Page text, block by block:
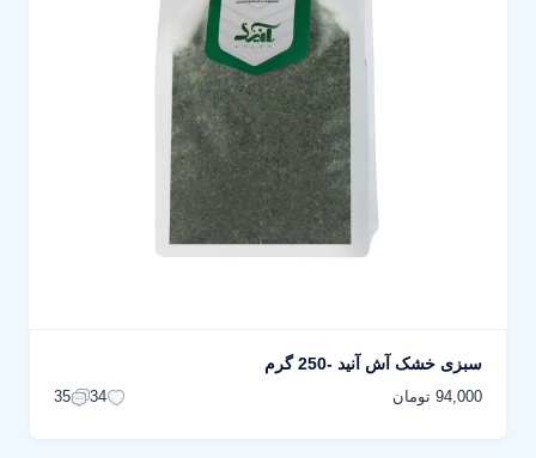
سبزی خشک آش آنید -250 گرم
94,000 تومان 34
35